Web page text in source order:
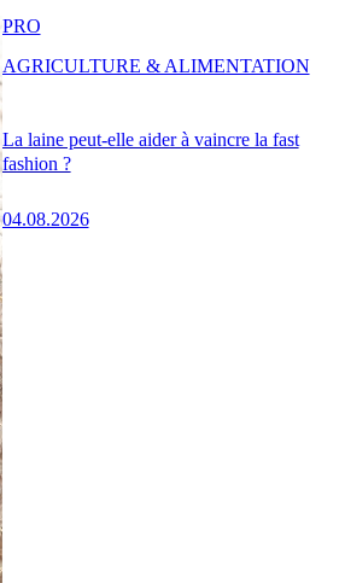
La laine peut-elle aider à vaincre la fast
fashion ?
04.08.2026
PRO
AGRICULTURE & ALIMENTATION